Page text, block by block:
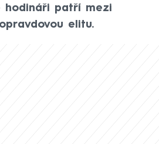
hodináři patří mezi
elitu.